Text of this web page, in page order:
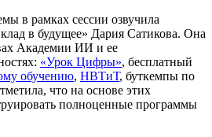
в рамках сессии озвучила
в будущее» Дария Сатикова. Она
Академии ИИ и ее
«Урок Цифры», бесплатный
обучению, НВТиТ, буткемпы по
что на основе этих
полноценные программы